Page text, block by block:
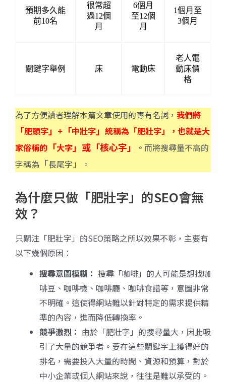
預期多久能
前10名
很常超
過12個
月
6個月
至12個
月
1個月至
3個月
關鍵字舉例 床 電動床
老人電
動床價
格
為了方便讀者理解本篇文章使用的專有名詞， 我們將
「肥頭字 」 + 「中壯字 」 統稱為「肥壯字」，也就是大
家俗稱的 「大字 」或「核心字」
。而將搜尋量不高的
字稱為 「長尾字」 。
為什麼只做「肥壯字」的SEO會無
效？
只關注「肥壯字」的SEO策略之所以效果不彰，主要有
以下幾個原因：
搜尋意圖模糊： 搜尋「咖啡」的人可能是想找咖
啡豆、咖啡機、咖啡廳、咖啡食譜等，意圖非常
不明確。這使得網站難以針對特定的需求提供精
準的內容，進而降低轉換率。
競爭激烈： 由於「肥壯字」的搜尋量大，因此吸
引了大量的競爭者。要在這些關鍵字上獲得好的
排名，需要投入大量的時間、資源和預算，對於
中小企業或個人網站來說，往往是難以承受的。